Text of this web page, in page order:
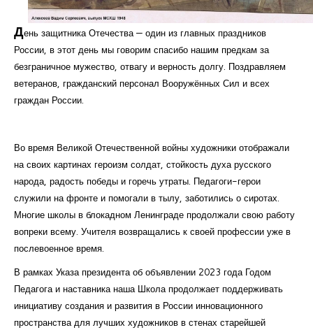
Курсы повышения квалификации
Центр непрерывного образования
Конкурсы
Творческий инкубатор
День защитника Отечества — один из главных праздников
России, в этот день мы говорим спасибо нашим предкам за
безграничное мужество, отвагу и верность долгу. Поздравляем
ветеранов, гражданский персонал Вооружённых Сил и всех
граждан России.
Во время Великой Отечественной войны художники отображали
на своих картинах героизм солдат, стойкость духа русского
народа, радость победы и горечь утраты. Педагоги-герои
служили на фронте и помогали в тылу, заботились о сиротах.
Многие школы в блокадном Ленинграде продолжали свою работу
вопреки всему. Учителя возвращались к своей профессии уже в
послевоенное время.
В рамках Указа президента об объявлении 2023 года Годом
Педагога и наставника наша Школа продолжает поддерживать
инициативу создания и развития в России инновационного
пространства для лучших художников в стенах старейшей